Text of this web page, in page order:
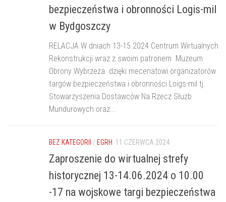
bezpieczeństwa i obronności Logis-mil
w Bydgoszczy
RELACJA W dniach 13-15.2024 Centrum Wirtualnych
Rekonstrukcji wraz z swoim patronem Muzeum
Obrony Wybrzeża dzięki mecenatowi organizatorów
targów bezpieczeństwa i obronności Loigs-mil tj.
Stowarzyszenia Dostawców Na Rzecz Służb
Mundurowych oraz...
BEZ KATEGORII / EGRH 11 CZERWCA 2024
Zaproszenie do wirtualnej strefy
historycznej 13-14.06.2024 o 10.00
-17 na wojskowe targi bezpieczeństwa